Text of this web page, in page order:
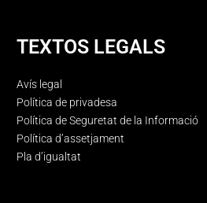
TEXTOS LEGALS
Avís legal
Política de privadesa
Política de Seguretat de la Informació
Política d’assetjament
Pla d’igualtat